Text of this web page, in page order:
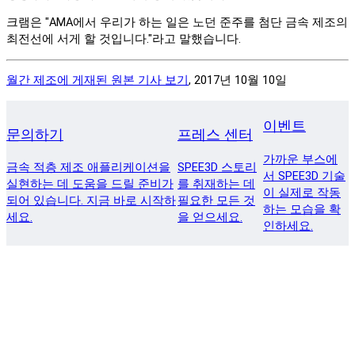
크램은 "AMA에서 우리가 하는 일은 노던 준주를 첨단 금속 제조의
최전선에 서게 할 것입니다."라고 말했습니다.
월간 제조에 게재된 원본 기사 보기 , 2017년 10월 10일
문의하기
금속 적층 제조 애플리케이션을
실현하는 데 도움을 드릴 준비가
되어 있습니다. 지금 바로 시작하
세요.
프레스 센터
SPEE3D 스토리
를 취재하는 데
필요한 모든 것
을 얻으세요.
이벤트
가까운 부스에
서 SPEE3D 기술
이 실제로 작동
하는 모습을 확
인하세요.